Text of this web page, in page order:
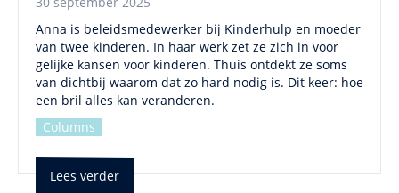
Anna is beleidsmedewerker bij Kinderhulp en moeder
van twee kinderen. In haar werk zet ze zich in voor
gelijke kansen voor kinderen. Thuis ontdekt ze soms
van dichtbij waarom dat zo hard nodig is. Dit keer: hoe
een bril alles kan veranderen.
Columns
Lees verder